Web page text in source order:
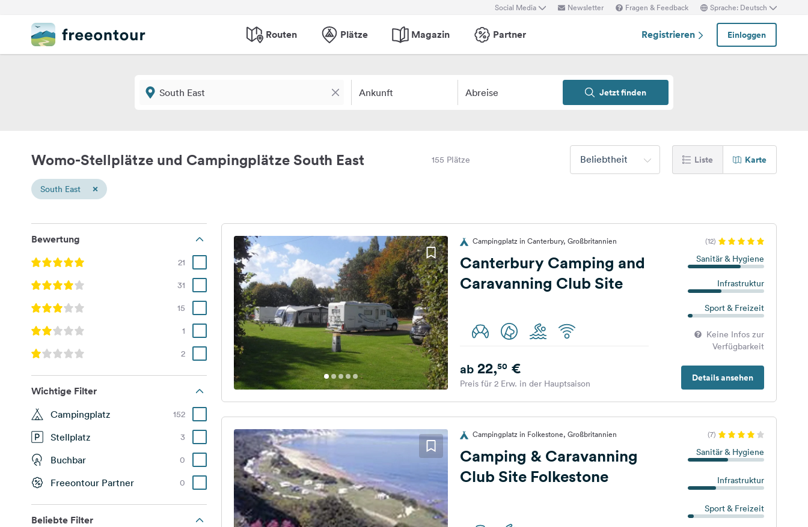
Social Media Newsletter Fragen & Feedback Sprache: Deutsch
Routen Plätze Magazin Partner Registrieren Einloggen
Ankunft Abreise Jetzt finden
Womo-Stellplätze und Campingplätze South East 155 Plätze Beliebtheit Liste Karte
South East ×
Bewertung
21
31
15
1
2
Wichtige Filter
Campingplatz 152
Stellplatz 3
Buchbar 0
Freeontour Partner 0
Beliebte Filter
Campingplatz in Canterbury, Großbritannien (12)
Canterbury Camping and
Caravanning Club Site
Sanitär & Hygiene
Infrastruktur
Sport & Freizeit
Keine Infos zur
Verfügbarkeit
Details ansehen
ab22,50€
Preis für 2 Erw. in der Hauptsaison
Campingplatz in Folkestone, Großbritannien (7)
Camping & Caravanning
Club Site Folkestone
Sanitär & Hygiene
Infrastruktur
Sport & Freizeit